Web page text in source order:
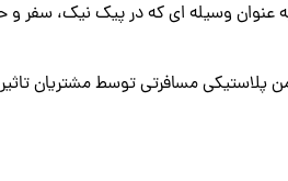
عنوان وسیله ای که در پیک نیک، سفر و